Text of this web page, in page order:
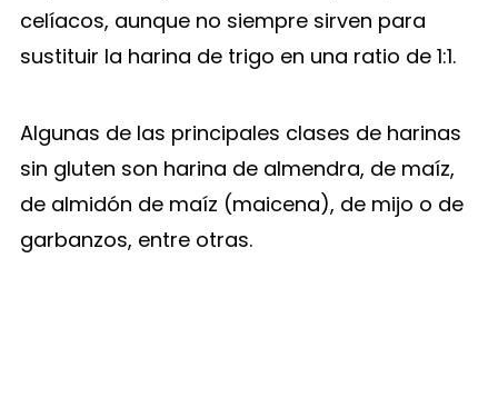
celíacos, aunque no siempre sirven para
sustituir la harina de trigo en una ratio de 1:1.
Algunas de las principales clases de harinas
sin gluten son harina de almendra, de maíz,
de almidón de maíz (maicena), de mijo o de
garbanzos, entre otras.